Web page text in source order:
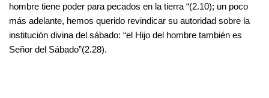
hombre tiene poder para pecados en la tierra “(2.10); un poco
más adelante, hemos querido revindicar su autoridad sobre la
institución divina del sábado: “el Hijo del hombre también es
Señor del Sábado”(2.28).